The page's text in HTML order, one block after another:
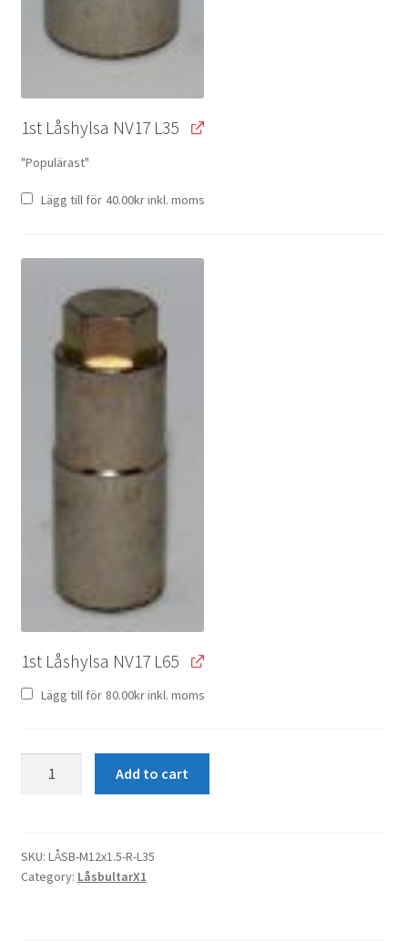
1st Låshylsa NV17 L35
"Populärast"
Lägg till för 40.00krinkl. moms
1st Låshylsa NV17 L65
Lägg till för 80.00krinkl. moms
quantity
Add to cart
SKU: LÅSB-M12x1.5-R-L35
Category: LåsbultarX1